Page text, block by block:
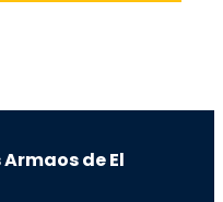
Armaos de El